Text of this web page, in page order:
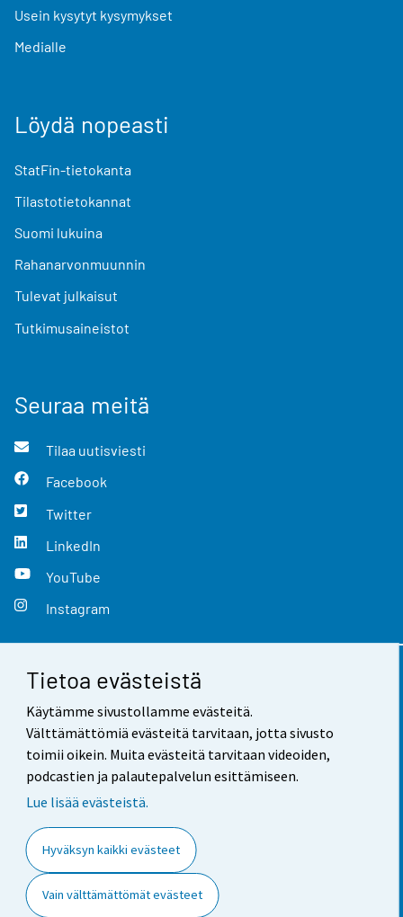
Tietoa evästeistä
Käytämme sivustollamme evästeitä.
Välttämättömiä evästeitä tarvitaan, jotta sivusto
toimii oikein. Muita evästeitä tarvitaan videoiden,
podcastien ja palautepalvelun esittämiseen.
Lue lisää evästeistä.
Hyväksyn kaikki evästeet
Vain välttämättömät evästeet
Usein kysytyt kysymykset
Medialle
Löydä nopeasti
StatFin-tietokanta
Tilastotietokannat
Suomi lukuina
Rahanarvonmuunnin
Tulevat julkaisut
Tutkimusaineistot
Seuraa meitä
Tilaa uutisviesti
Facebook
Twitter
LinkedIn
YouTube
Instagram
Yhteystiedot
Palaute
Käyttöehdot
Saavutettavuus
Tietoa sivustosta
Evästeasetukset